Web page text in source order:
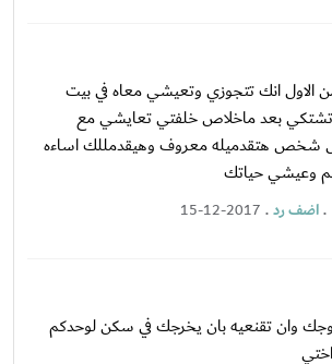
الاول انك تتجوزي وتعيشي معاه في بيت
بعد ماخلاص خلفتي تعايشي مع
شخص هتقدميله معروف وهيقدمللك اساءه
وعيشي حياتك
.اضف رد.
15-12-2017
وان تقنعيه بان يخرجك في سكن لوحدكم